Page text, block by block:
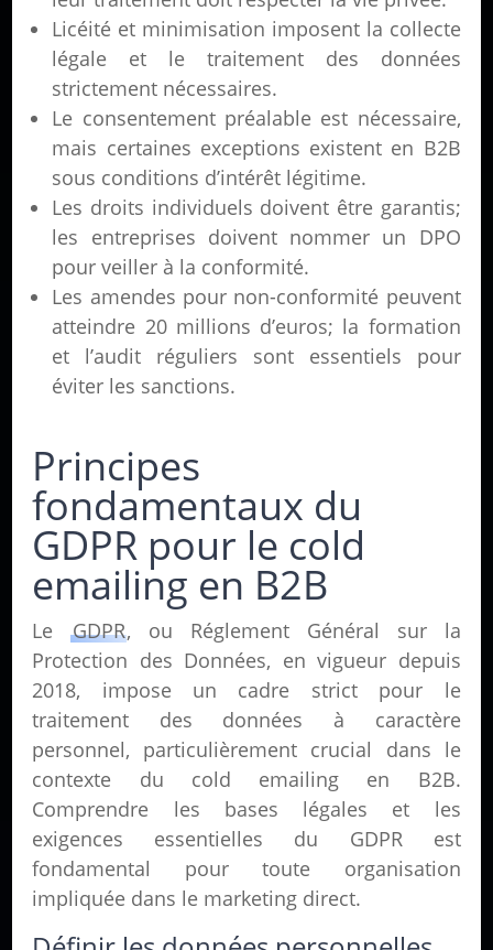
Licéité et minimisation imposent la collecte
légale et le traitement des données
strictement nécessaires.
Le consentement préalable est nécessaire,
mais certaines exceptions existent en B2B
sous conditions d’intérêt légitime.
Les droits individuels doivent être garantis;
les entreprises doivent nommer un DPO
pour veiller à la conformité.
Les amendes pour non-conformité peuvent
atteindre 20 millions d’euros; la formation
et l’audit réguliers sont essentiels pour
éviter les sanctions.
Principes
fondamentaux du
GDPR pour le cold
emailing en B2B
LeGDPR, ou Réglement Général sur la
Protection des Données, en vigueur depuis
2018, impose un cadre strict pour le
traitement des données à caractère
personnel, particulièrement crucial dans le
contexte du cold emailing en B2B.
Comprendre les bases légales et les
exigences essentielles du GDPR est
fondamental pour toute organisation
impliquée dans le marketing direct.